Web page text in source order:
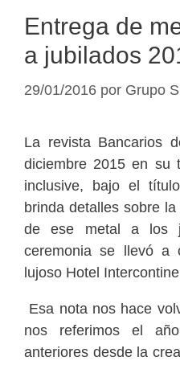
Entrega de
a jubilados
29/01/2016 por Grupo
La revista Bancarios
diciembre 2015 en su
inclusive, bajo el
brinda detalles sobre
de ese metal a los
ceremonia se llevó a
lujoso Hotel
Esa nota nos hace
nos referimos el
anteriores desde la